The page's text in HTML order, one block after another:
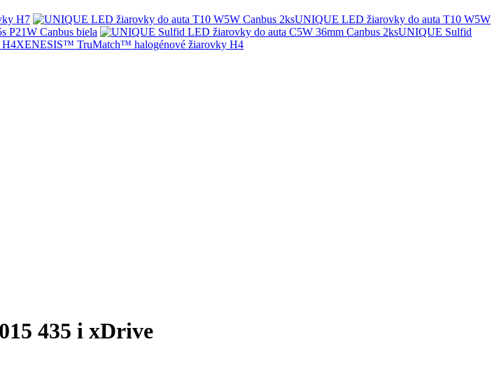
H7
UNIQUE LED žiarovky do auta T10 W5W
P21W Canbus biela
UNIQUE Sulfid
XENESIS™ TruMatch™ halogénové žiarovky H4
435 i xDrive